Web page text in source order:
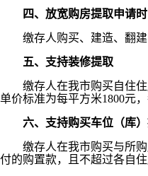
四、放宽购房提取申请
缴存人购买、建造、翻建
五、支持装修提取
缴存人在我市购买自住住
单价标准为每平方米1800元
六、支持购买车位（库
缴存人在我市购买与所购
付的购置款，且不超过各自